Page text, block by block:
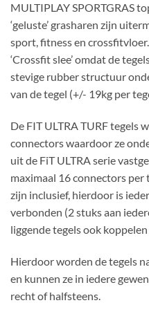
MULTIPLAY SPORTGRAS
‘geluste’ grasharen zijn
sport, fitness en
‘Crossfit slee’ omdat de
stevige rubber structuur
van de tegel (+/- 19kg per
De FIT ULTRA TURF tegels
connectors waardoor ze
uit de FiT ULTRA serie
maximaal 16 connectors
zijn inclusief, hierdoor is
verbonden (2 stuks aan
liggende tegels ook
Hierdoor worden de tegels
en kunnen ze in iedere
recht of halfsteens.